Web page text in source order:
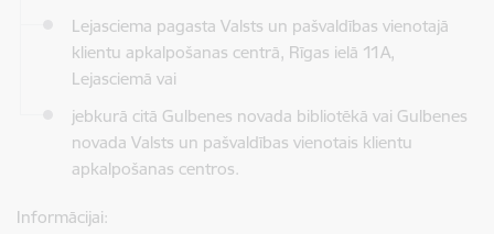
Lejasciema pagasta Valsts un pašvaldības vienotajā
klientu apkalpošanas centrā, Rīgas ielā 11A,
Lejasciemā vai
jebkurā citā Gulbenes novada bibliotēkā vai Gulbenes
novada Valsts un pašvaldības vienotais klientu
apkalpošanas centros.
Informācijai: